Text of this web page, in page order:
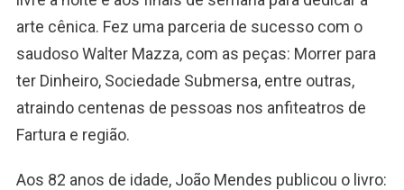
arte cênica. Fez uma parceria de sucesso com o
saudoso Walter Mazza, com as peças: Morrer para
ter Dinheiro, Sociedade Submersa, entre outras,
atraindo centenas de pessoas nos anfiteatros de
Fartura e região.
Aos 82 anos de idade, João Mendes publicou o livro: